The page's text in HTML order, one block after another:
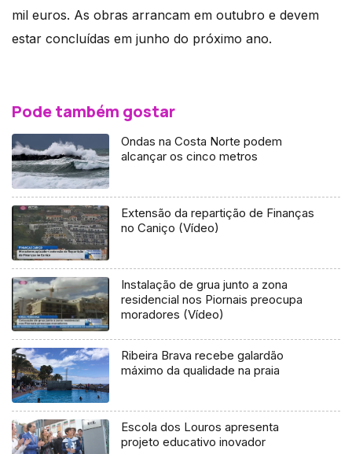
mil euros. As obras arrancam em outubro e devem
estar concluídas em junho do próximo ano.
Pode também gostar
Ondas na Costa Norte podem
alcançar os cinco metros
Extensão da repartição de Finanças
no Caniço (Vídeo)
Instalação de grua junto a zona
residencial nos Piornais preocupa
moradores (Vídeo)
Ribeira Brava recebe galardão
máximo da qualidade na praia
Escola dos Louros apresenta
projeto educativo inovador